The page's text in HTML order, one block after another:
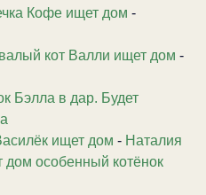
Кофе ищет дом -
кот Валли ищет дом -
Бэлла в дар. Будет
ищет дом - Наталия
дом особенный котёнок